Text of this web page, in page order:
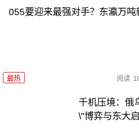
055要迎来最强对手？东瀛万吨
最热 阅读
千机压境：俄
\"博弈与东大